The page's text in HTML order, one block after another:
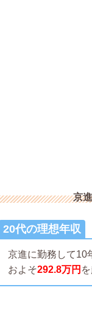
京
20代の理想年収
京進に勤務して10
およそ292.8万円